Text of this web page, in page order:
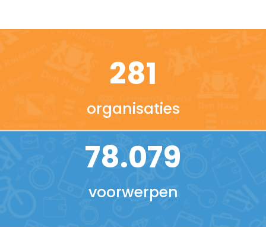
281
organisaties
78.079
voorwerpen